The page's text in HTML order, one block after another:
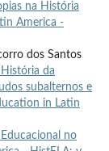
na História
America -
dos Santos
da
subalternos e
in Latin
no